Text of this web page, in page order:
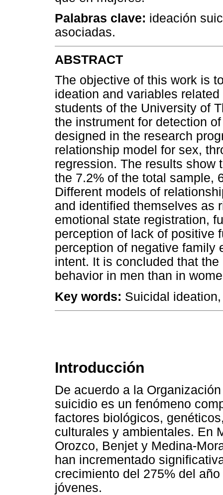
Palabras clave: ideación
asociadas.
ABSTRACT
The objective of this work is
ideation and variables
students of the University of
the instrument for detection
designed in the research
relationship model for sex,
regression. The results show
the 7.2% of the total sample,
Different models of
and identified themselves as
emotional state registration,
perception of lack of positive
perception of negative family
intent. It is concluded that
behavior in men than in
Key words: Suicidal
Introducción
De acuerdo a la
suicidio es un fenómeno
factores biológicos,
culturales y ambientales. En
Orozco, Benjet y Medina-
han incrementado
crecimiento del 275% del
jóvenes.